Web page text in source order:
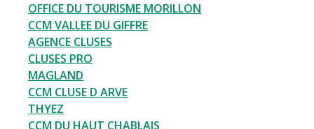
OFFICE DU TOURISME MORILLON
CCM VALLEE DU GIFFRE
AGENCE CLUSES
CLUSES PRO
MAGLAND
CCM CLUSE D ARVE
THYEZ
CCM DU HAUT CHABLAIS